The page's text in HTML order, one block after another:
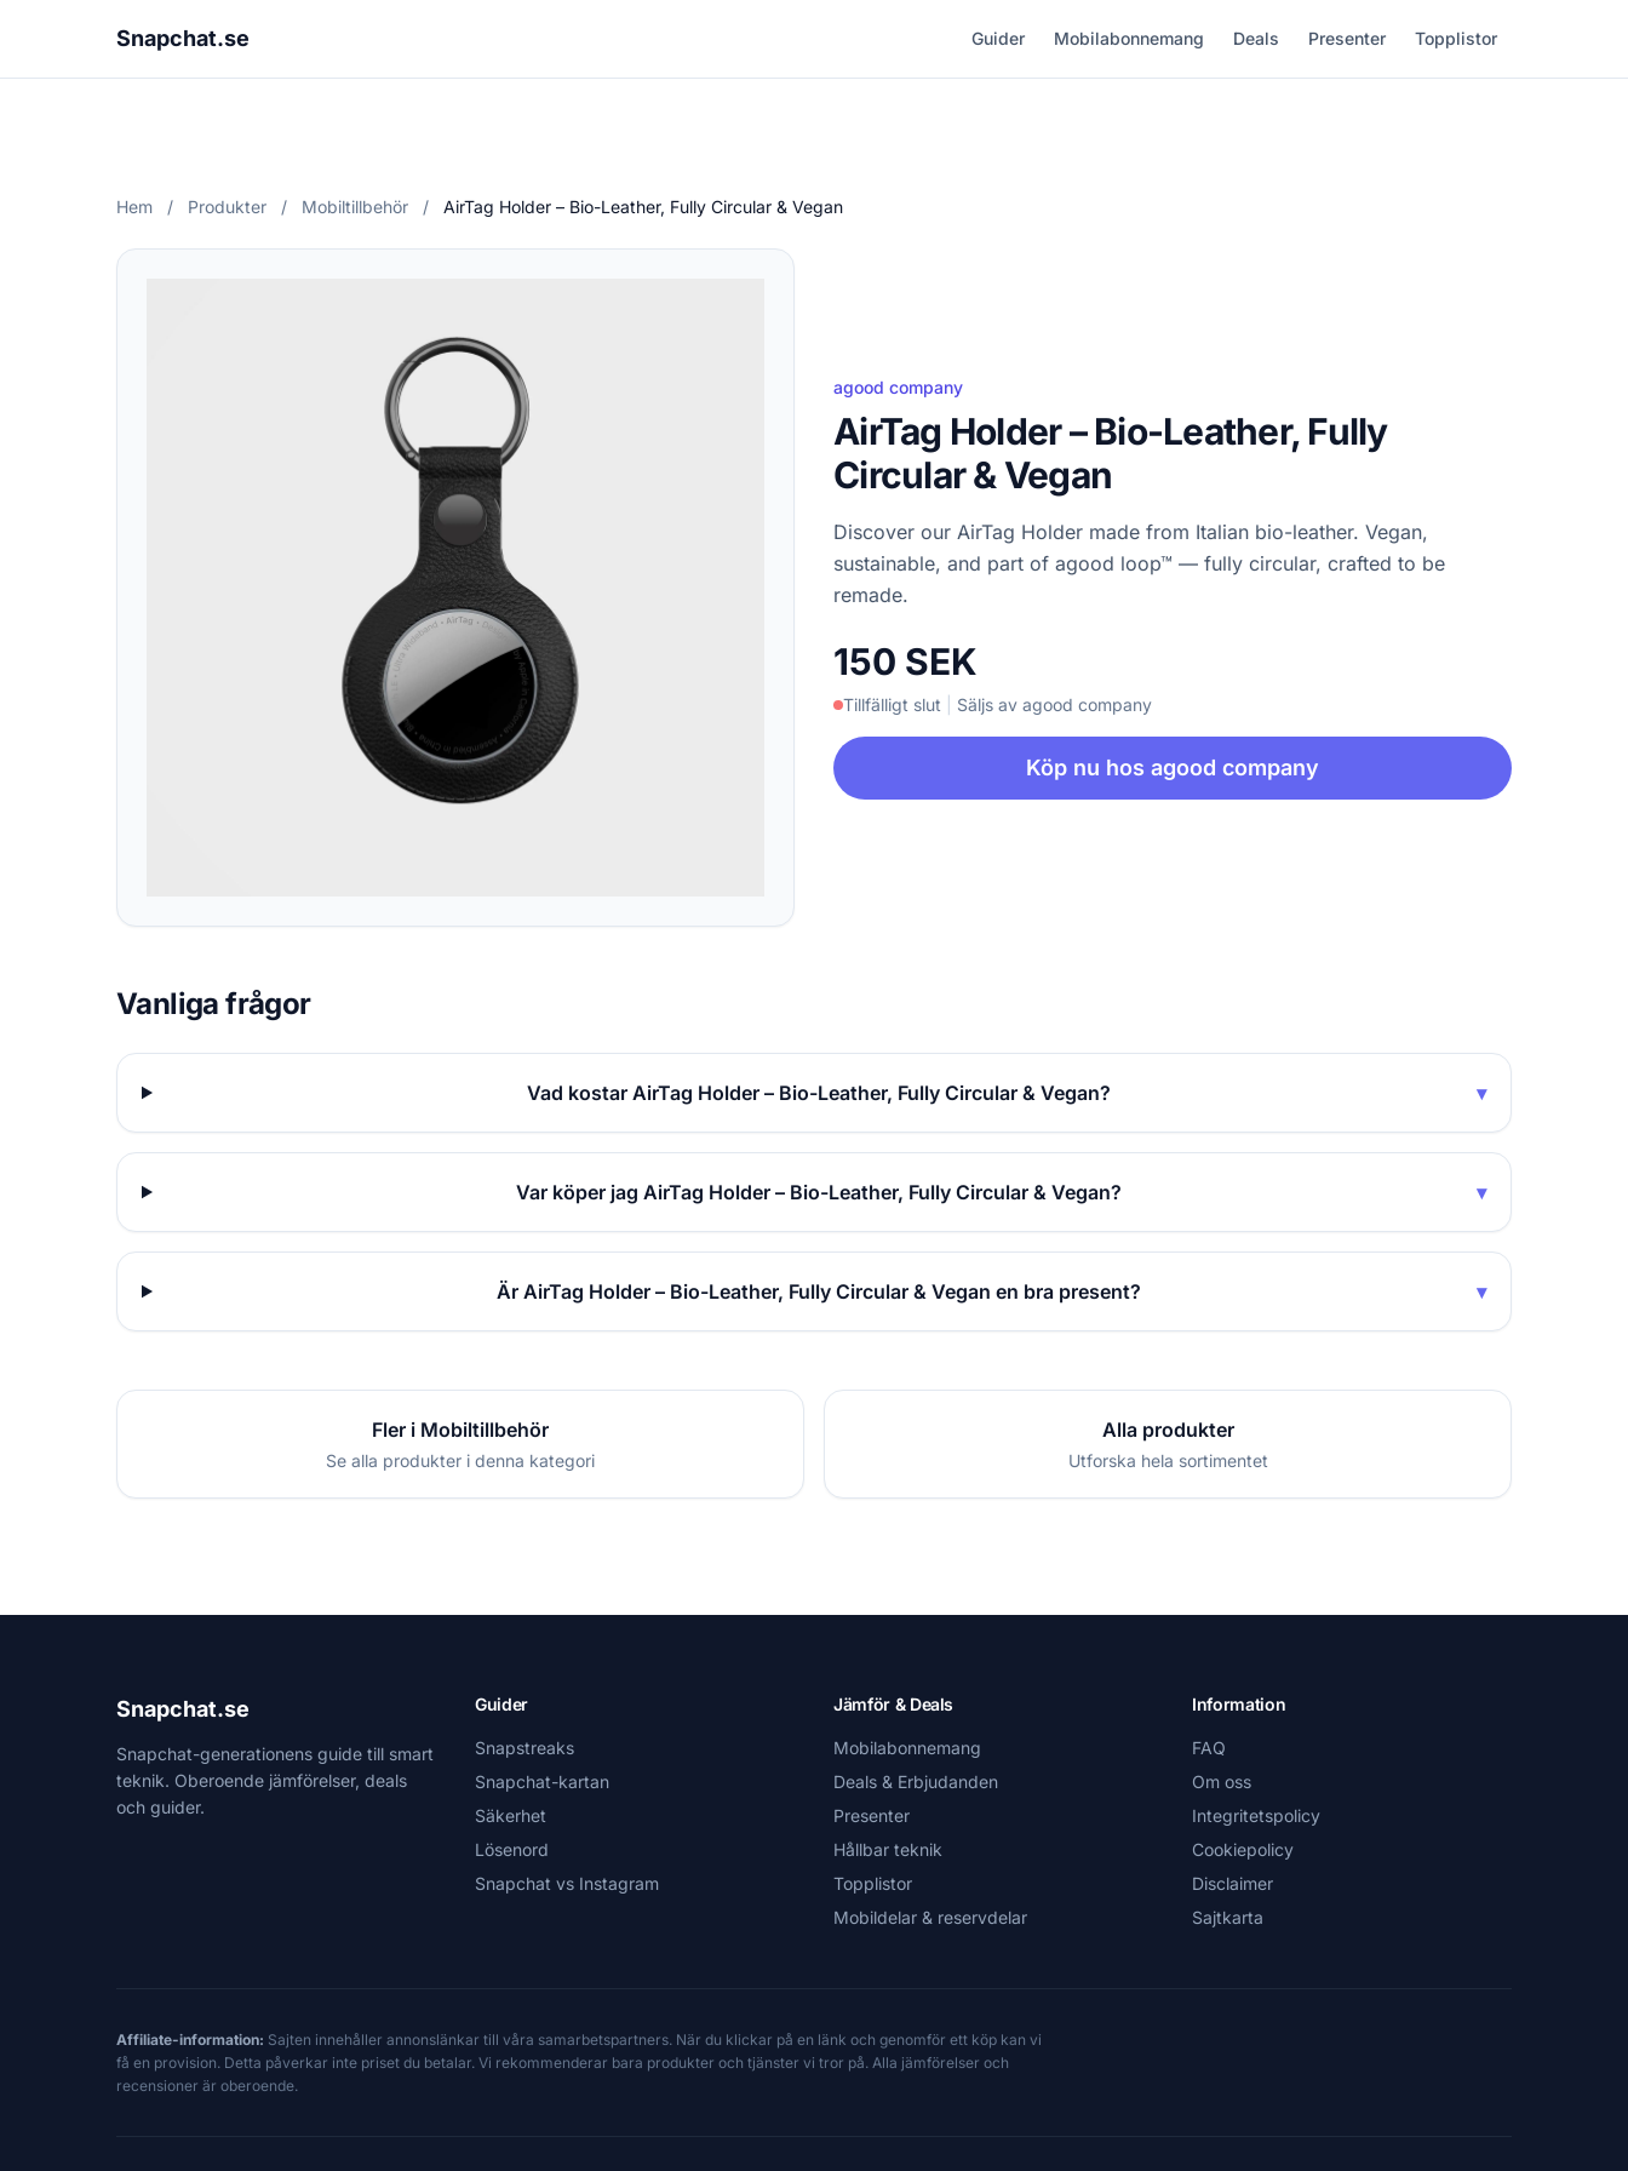
Snapchat.se Guider Mobilabonnemang Deals Presenter Topplistor
Hem / Produkter / Mobiltillbehör / AirTag Holder – Bio-Leather, Fully Circular & Vegan
agood company
AirTag Holder – Bio-Leather, Fully
Circular & Vegan
Discover our AirTag Holder made from Italian bio-leather. Vegan,
sustainable, and part of agood loop™ — fully circular, crafted to be
remade.
150 SEK
Tillfälligt slut Säljs av agood company
Köp nu hos agood company
Vanliga frågor
Vad kostar AirTag Holder – Bio-Leather, Fully Circular & Vegan? ▾
Var köper jag AirTag Holder – Bio-Leather, Fully Circular & Vegan? ▾
Är AirTag Holder – Bio-Leather, Fully Circular & Vegan en bra present? ▾
Fler i Mobiltillbehör
Se alla produkter i denna kategori
Alla produkter
Utforska hela sortimentet
Snapchat.se
Snapchat-generationens guide till smart
teknik. Oberoende jämförelser, deals
och guider.
Guider
Snapstreaks
Snapchat-kartan
Säkerhet
Lösenord
Snapchat vs Instagram
Jämför & Deals
Mobilabonnemang
Deals & Erbjudanden
Presenter
Hållbar teknik
Topplistor
Mobildelar & reservdelar
Information
FAQ
Om oss
Integritetspolicy
Cookiepolicy
Disclaimer
Sajtkarta
Affiliate-information: Sajten innehåller annonslänkar till våra samarbetspartners. När du klickar på en länk och genomför ett köp kan vi
få en provision. Detta påverkar inte priset du betalar. Vi rekommenderar bara produkter och tjänster vi tror på. Alla jämförelser och
recensioner är oberoende.